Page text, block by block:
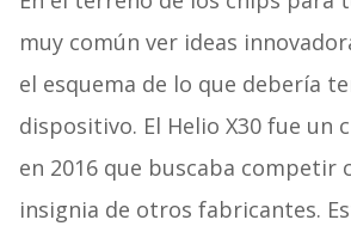
muy común ver ideas
el esquema de lo que debería
dispositivo. El Helio X30 fue un
en 2016 que buscaba competir
insignia de otros fabricantes.